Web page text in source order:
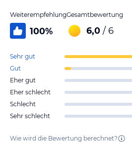
Weiterempfehlung
100%
Gesamtbewertung
6,0 / 6
Sehr gut
Gut
Eher gut
Eher schlecht
Schlecht
Sehr schlecht
Wie wird die Bewertung berechnet?